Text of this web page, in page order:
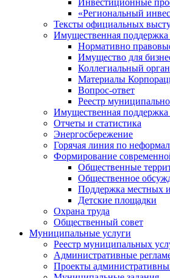
Инвестиционные
«Региональный
Тексты официальных
Имущественная поддержка
Нормативно
Имущество для
Коллегиальный орган
Материалы
Вопрос-ответ
Реестр
Имущественная
Отчеты и статистика
Энергосбережение
Горячая линия по
Формирование
Общественные
Общественное
Поддержка местных
Детские площадки
Охрана труда
Общественный совет
Муниципальные услуги
Реестр муниципальных
Административные
Проекты